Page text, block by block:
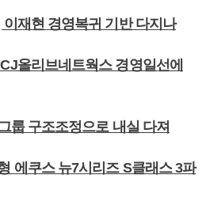
재현 경영복귀 기반 다지나
올리브네트웍스 경영일선에
룹 구조조정으로 내실 다져
에쿠스 뉴7시리즈 S클래스 3파